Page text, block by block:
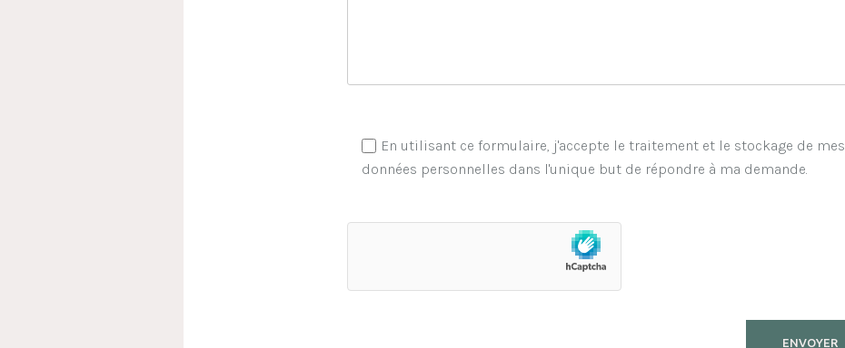
En utilisant ce formulaire, j'accepte le traitement et le stockage de mes
données personnelles dans l'unique but de répondre à ma demande.